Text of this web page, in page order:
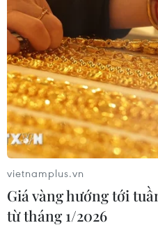
Văn bản giả mạo về việc
Tối 17/2, liên quan đến
mạng xã hội về việc
nghỉ học để phòng
Khoa, Giám đốc Sở
Lắk khẳng định văn
vị đang phối hợp với các
vietnamplus.vn
Giá vàng hướng tới
từ tháng 1/2026